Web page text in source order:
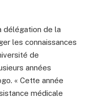
délégation de la
les connaissances
de
années
« Cette année
médicale